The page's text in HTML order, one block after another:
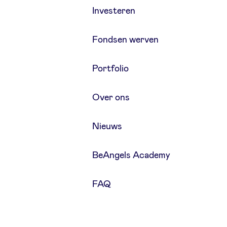
Investeren
Fondsen werven
Portfolio
Over ons
Nieuws
BeAngels Academy
FAQ